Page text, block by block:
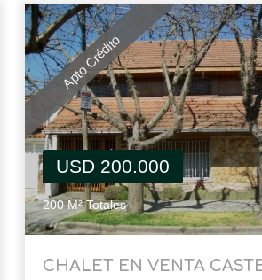
Apto Crédito
USD 200.000
200 M² Totales
CHALET EN VENTA